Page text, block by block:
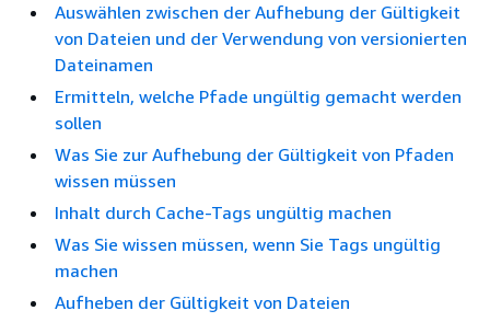
Auswählen zwischen der Aufhebung der Gültigkeit
von Dateien und der Verwendung von versionierten
Dateinamen
Ermitteln, welche Pfade ungültig gemacht werden
sollen
Was Sie zur Aufhebung der Gültigkeit von Pfaden
wissen müssen
Inhalt durch Cache-Tags ungültig machen
Was Sie wissen müssen, wenn Sie Tags ungültig
machen
Aufheben der Gültigkeit von Dateien